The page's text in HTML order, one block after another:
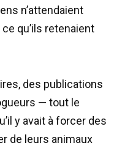
n’attendaient
qu’ils retenaient
des publications
— tout le
y avait à forcer des
de leurs animaux